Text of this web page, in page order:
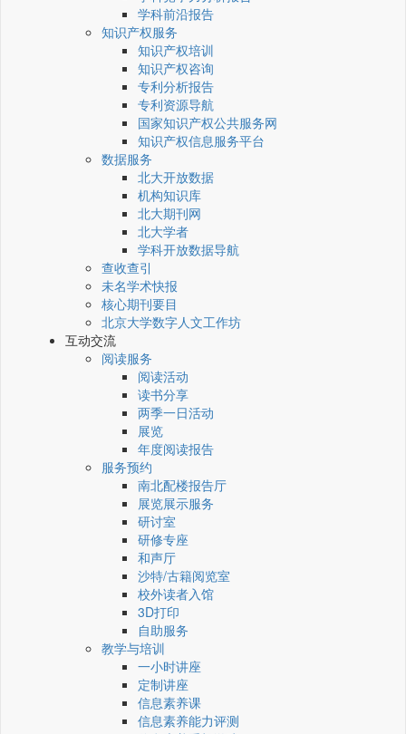
学科前沿报告
知识产权服务
知识产权培训
知识产权咨询
专利分析报告
专利资源导航
国家知识产权公共服务网
知识产权信息服务平台
数据服务
北大开放数据
机构知识库
北大期刊网
北大学者
学科开放数据导航
查收查引
未名学术快报
核心期刊要目
北京大学数字人文工作坊
互动交流
阅读服务
阅读活动
读书分享
两季一日活动
展览
年度阅读报告
服务预约
南北配楼报告厅
展览展示服务
研讨室
研修专座
和声厅
沙特/古籍阅览室
校外读者入馆
3D打印
自助服务
教学与培训
一小时讲座
定制讲座
信息素养课
信息素养能力评测